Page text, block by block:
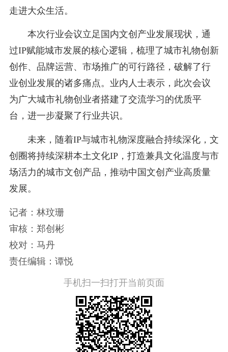
走进大众生活。
本次行业会议立足国内文创产业发展现状，通
过IP赋能城市发展的核心逻辑，梳理了城市礼物创新
创作、品牌运营、市场推广的可行路径，破解了行
业创业发展的诸多痛点。业内人士表示，此次会议
为广大城市礼物创业者搭建了交流学习的优质平
台，进一步凝聚了行业共识。
未来，随着IP与城市礼物深度融合持续深化，文
创圈将持续深耕本土文化IP，打造兼具文化温度与市
场活力的城市文创产品，推动中国文创产业高质量
发展。
记者：林玟珊
审核：郑创彬
校对：马丹
责任编辑：谭悦
手机扫一扫打开当前页面